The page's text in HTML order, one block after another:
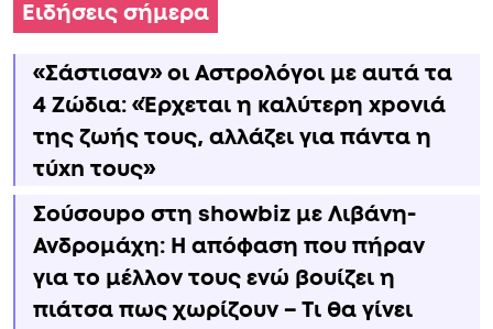
Ειδήσεις σήμερα
«Σάστισαν» οι Αστρολόγοι με αuτά τα
4 Zώδια: «Έρχεται η καλύτερη xpoνιά
της ζωής τους, αλλάζει για πάντα η
τύxn τους»
Σούσουpo στη showbiz με Λιβάνη-
Ανδρομάχη: Η απόφαση που πήραν
για το μέλλον τους ενώ βουίζει η
πιάτσα πως χωρίζουν – Τι θα γίνει